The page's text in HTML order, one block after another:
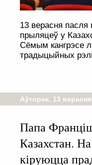
13 верасня
прыляцеў у
Сёмым кангрэсе
традыцыйных
Аўторак, 13
Папа
Казахстан.
кіруюцца